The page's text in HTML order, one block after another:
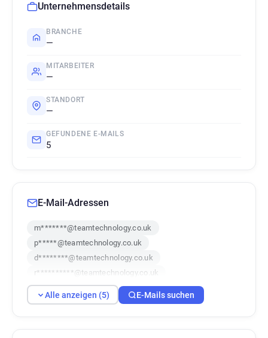
Unternehmensdetails
BRANCHE
—
MITARBEITER
—
STANDORT
—
GEFUNDENE E-MAILS
5
E-Mail-Adressen
m*******@teamtechnology.co.uk
p*****@teamtechnology.co.uk
d********@teamtechnology.co.uk
r**********@teamtechnology.co.uk
f*****@teamtechnology.co.uk
Alle anzeigen (5) E-Mails suchen